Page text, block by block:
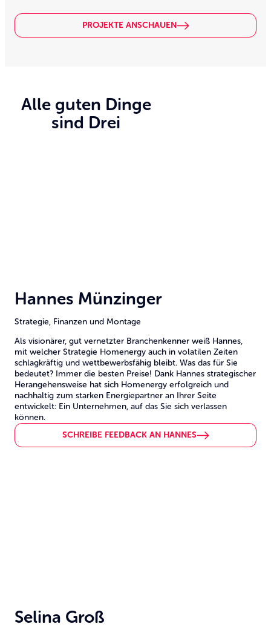
PROJEKTE ANSCHAUEN
Alle guten Dinge
sind Drei
Hannes Münzinger
Strategie, Finanzen und Montage
Als visionärer, gut vernetzter Branchenkenner weiß Hannes,
mit welcher Strategie Homenergy auch in volatilen Zeiten
schlagkräftig und wettbewerbsfähig bleibt. Was das für Sie
bedeutet? Immer die besten Preise! Dank Hannes strategischer
Herangehensweise hat sich Homenergy erfolgreich und
nachhaltig zum starken Energiepartner an Ihrer Seite
entwickelt: Ein Unternehmen, auf das Sie sich verlassen
können.
SCHREIBE FEEDBACK AN HANNES
Selina Groß